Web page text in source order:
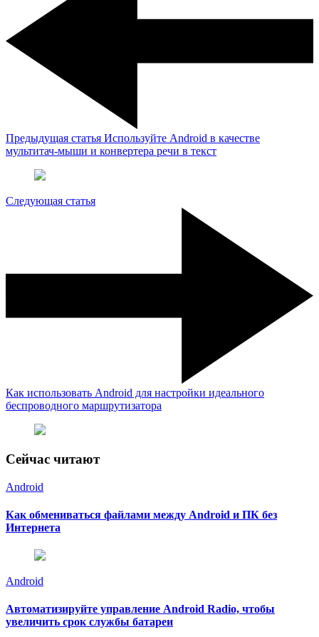
Предыдущая статья Используйте Android в качестве
мультитач-мыши и конвертера речи в текст
Следующая статья
Как использовать Android для настройки идеального
беспроводного маршрутизатора
Сейчас читают
Android
Как обмениваться файлами между Android и ПК без
Интернета
Android
Автоматизируйте управление Android Radio, чтобы
увеличить срок службы батареи